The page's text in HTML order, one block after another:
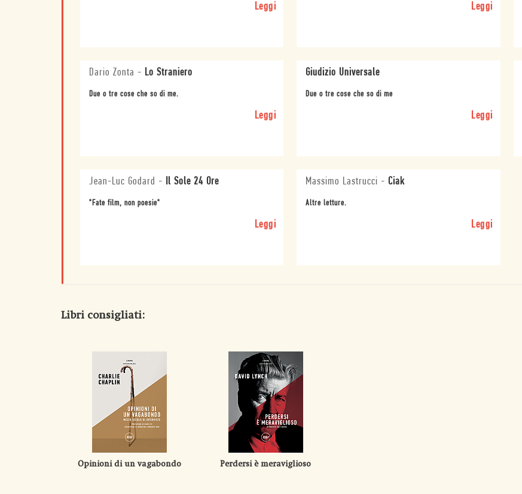
Leggi Leggi
Dario Zonta - Lo Straniero
Due o tre cose che so di me.
Leggi
Giudizio Universale
Due o tre cose che so di me
Leggi
Jean-Luc Godard - Il Sole 24 Ore
"Fate film, non poesie"
Leggi
Massimo Lastrucci -Ciak
Altre letture.
Leggi
Libri consigliati:
Opinioni di un vagabondo Perdersi è meraviglioso